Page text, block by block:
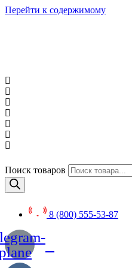
Перейти к содержимому
Поиск товаров
8 (800) 555-53-87